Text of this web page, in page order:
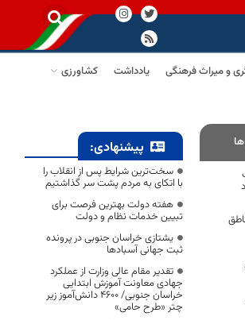
و میراث فرهنگی یادداشت
کشاورزی
پیشنهادی:
سخت‌ترین شرایط پس از انقلاب را
با اتکای به مردم پشت سر گذاشتیم
هفته دولت بهترین فرصت برای
تبیین خدمات نظام و دولت
یشتازی خراسان جنوبی در پرونده
ثبت جهانی آسبادها
تقدیر مقام عالی وزارت از عملکرد
جهادی معاونت آموزش ابتدایی
خراسان جنوبی/ ۴۶۰۰ دانش‌آموز زیر
چتر «طرح حامی»